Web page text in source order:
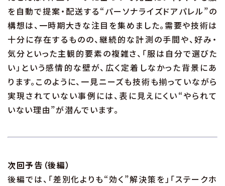
を自動で提案・配送する“パーソナライズドアパレル”の
構想は、一時期大きな注目を集めました。需要や技術は
十分に存在するものの、継続的な計測の手間や、好み・
気分といった主観的要素の複雑さ、「服は自分で選びた
い」という感情的な壁が、広く定着しなかった背景にあ
ります。このように、一見ニーズも技術も揃っていながら
実現されていない事例には、表に見えにくい“やられて
いない理由”が潜んでいます。
次回予告（後編）
後編では、「差別化よりも“効く”解決策を」「ステークホ